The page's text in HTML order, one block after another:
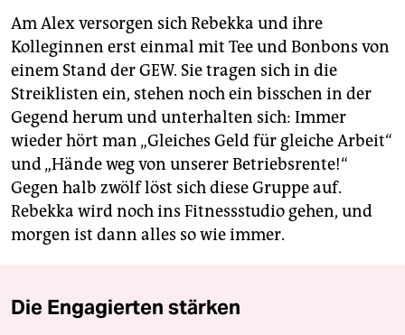
Am Alex versorgen sich Rebekka und ihre
Kolleginnen erst einmal mit Tee und Bonbons von
einem Stand der GEW. Sie tragen sich in die
Streiklisten ein, stehen noch ein bisschen in der
Gegend herum und unterhalten sich: Immer
wieder hört man „Gleiches Geld für gleiche Arbeit“
und „Hände weg von unserer Betriebsrente!“
Gegen halb zwölf löst sich diese Gruppe auf.
Rebekka wird noch ins Fitnessstudio gehen, und
morgen ist dann alles so wie immer.
Die Engagierten stärken